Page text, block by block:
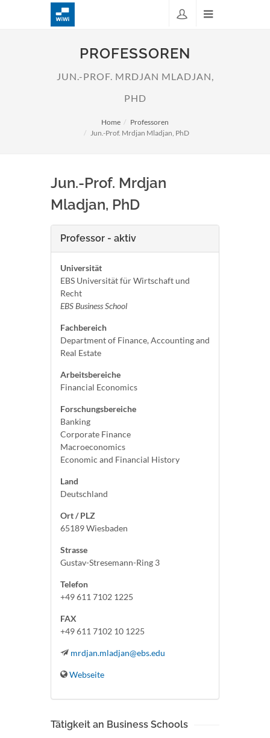
PROFESSOREN
JUN.-PROF. MRDJAN MLADJAN,
PHD
Home
Professoren
Jun.-Prof. Mrdjan Mladjan, PhD
Jun.-Prof. Mrdjan
Mladjan, PhD
Professor - aktiv
Universität
EBS Universität für Wirtschaft und
Recht
EBS Business School
Fachbereich
Department of Finance, Accounting and
Real Estate
Arbeitsbereiche
Financial Economics
Forschungsbereiche
Banking
Corporate Finance
Macroeconomics
Economic and Financial History
Land
Deutschland
Ort / PLZ
65189 Wiesbaden
Strasse
Gustav-Stresemann-Ring 3
Telefon
+49 611 7102 1225
FAX
+49 611 7102 10 1225
mrdjan.mladjan@ebs.edu
Webseite
Tätigkeit an Business Schools